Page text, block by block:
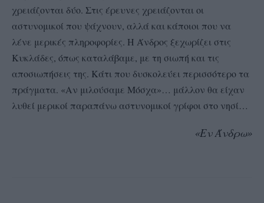
χρειάζονται δύο. Στις έρευνες χρειάζονται οι
αστυνομικοί που ψάχνουν, αλλά και κάποιοι που να
λένε μερικές πληροφορίες. Η Άνδρος ξεχωρίζει στις
Κυκλάδες, όπως καταλάβαμε, με τη σιωπή και τις
αποσιωπήσεις της. Κάτι που δυσκολεύει περισσότερο τα
πράγματα. «Αν μιλούσαμε Μόσχα»… μάλλον θα είχαν
λυθεί μερικοί παραπάνω αστυνομικοί γρίφοι στο νησί…
«Εν Άνδρω»